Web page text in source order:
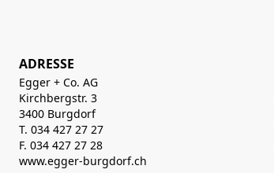
ADRESSE
Egger + Co. AG
Kirchbergstr. 3
3400 Burgdorf
T. 034 427 27 27
F. 034 427 27 28
www.egger-burgdorf.ch